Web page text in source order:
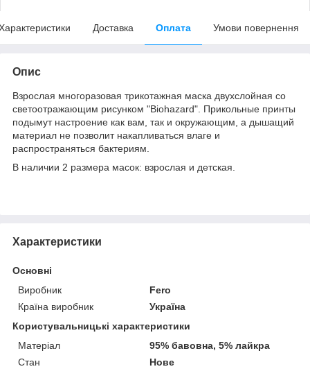
Доставка Оплата Умови повернення
Опис
Взрослая многоразовая трикотажная маска двухслойная со
светоотражающим рисунком "Biohazard". Прикольные принты
подымут настроение как вам, так и окружающим, а дышащий
материал не позволит накапливаться влаге и
распространяться бактериям.
В наличии 2 размера масок: взрослая и детская.
Характеристики
Основні
Виробник
Fero
Країна виробник
Україна
Користувальницькі характеристики
Матеріал
95% бавовна, 5% лайкра
Стан
Нове